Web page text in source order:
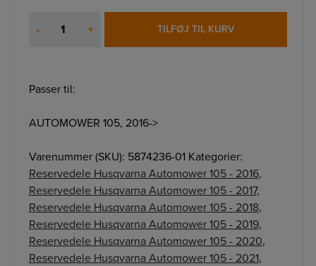
-
105
+ TILFØJ TIL KURV
Passer til:
AUTOMOWER 105, 2016->
Varenummer (SKU): 5874236-01 Kategorier:
Reservedele Husqvarna Automower 105 - 2016,
Reservedele Husqvarna Automower 105 - 2017,
Reservedele Husqvarna Automower 105 - 2018,
Reservedele Husqvarna Automower 105 - 2019,
Reservedele Husqvarna Automower 105 - 2020,
Reservedele Husqvarna Automower 105 - 2021,